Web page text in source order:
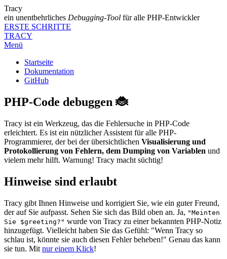
Tracy
ein unentbehrliches Debugging-Tool für alle PHP-Entwickler
ERSTE SCHRITTE
TRACY
Menü
Startseite
Dokumentation
GitHub
PHP-Code debuggen 🐞
Tracy ist ein Werkzeug, das die Fehlersuche in PHP-Code
erleichtert. Es ist ein nützlicher Assistent für alle PHP-
Programmierer, der bei der übersichtlichen Visualisierung und
Protokollierung von Fehlern, dem Dumping von Variablen und
vielem mehr hilft. Warnung! Tracy macht süchtig!
Hinweise sind erlaubt
Tracy gibt Ihnen Hinweise und korrigiert Sie, wie ein guter Freund,
der auf Sie aufpasst. Sehen Sie sich das Bild oben an. Ja, "Meinten
Sie $greeting?" wurde von Tracy zu einer bekannten PHP-Notiz
hinzugefügt. Vielleicht haben Sie das Gefühl: "Wenn Tracy so
schlau ist, könnte sie auch diesen Fehler beheben!" Genau das kann
sie tun. Mit nur einem Klick!